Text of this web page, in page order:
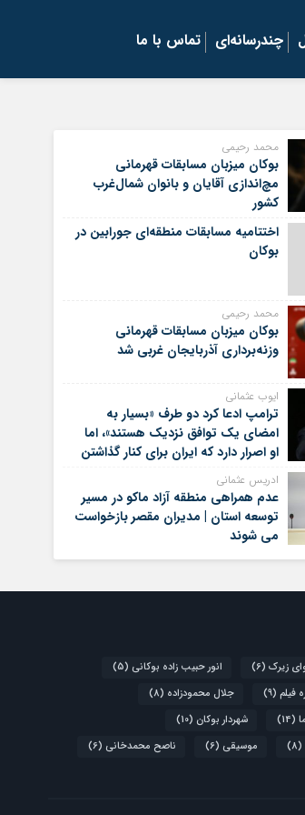
چندرسانه‌ای تماس با ما
محمد رحیمی
بوکان میزبان مسابقات قهرمانی
مچ‌اندازی آقایان و بانوان شمال‌غرب
کشور
اختتامیه مسابقات منطقه‌ای جورابین در
بوکان
محمد رحیمی
بوکان میزبان مسابقات قهرمانی
وزنه‌برداری آذربایجان غربی شد
ایوب عثمانی
ترامپ ادعا کرد دو طرف «بسیار به
امضای یک توافق نزدیک هستند»، اما
او اصرار دارد که ایران برای کنار گذاشتن
برنامه‌های هسته‌ای خود گام‌های
بیشتری بردارد
ادریس عثمانی
عدم همراهی منطقه آزاد ماکو در مسیر
توسعه استان | مدیران مقصر بازخواست
می شوند
زیرک (6) انور حبیب زاده بوکانی (5)
فیلم (9) جلال محمودزاده (8)
(14) شهردار بوکان (10)
(8) موسیقی (6) ناصح محمدخانی (6)